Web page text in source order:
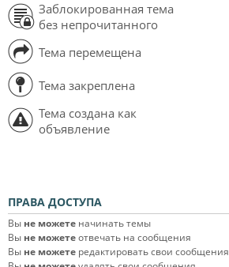
Заблокированная тема
без непрочитанного
Тема перемещена
Тема закреплена
Тема создана как
объявление
ПРАВА ДОСТУПА
Вы не можете начинать темы
Вы не можетеотвечать на сообщения
Вы не можете редактировать свои сообщения